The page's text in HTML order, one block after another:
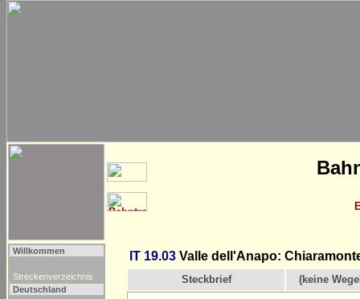
Willkommen
Streckenverzeichnis
Deutschland
IT 19.03 Valle dell'Anapo:
Steckbrief (keine